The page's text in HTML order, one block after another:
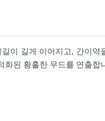
이 길게 이어지고, 간이역
된 황홀한 무드를 연출합